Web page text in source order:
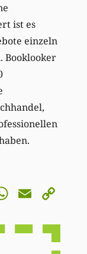
ist es
einzeln
Booklooker
Email